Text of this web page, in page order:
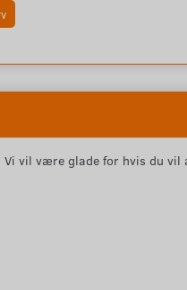
Vi vil være glade for hvis du vil